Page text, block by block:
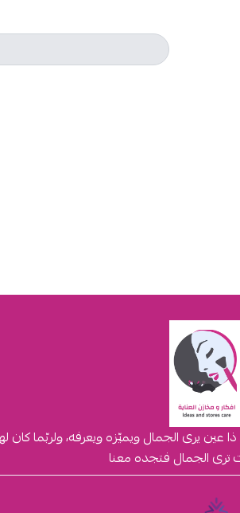
يرى الجمال ويميّزه ويعرفه، ولربّما
ترى الجمال فتجده معنا